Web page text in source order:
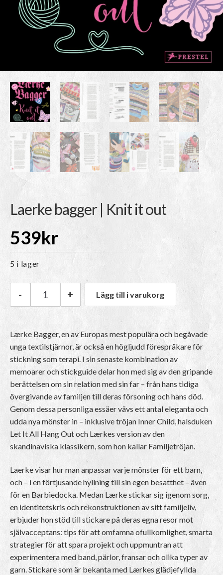
Laerke bagger | Knit it out
539kr
5 i lager
Laerke bagger | Knit it out mängd
- + Lägg till i varukorg
Lærke Bagger, en av Europas mest populära och begåvade
unga textilstjärnor, är också en högljudd förespråkare för
stickning som terapi. I sin senaste kombination av
memoarer och stickguide delar hon med sig av den gripande
berättelsen om sin relation med sin far – från hans tidiga
övergivande av familjen till deras försoning och hans död.
Genom dessa personliga essäer vävs ett antal eleganta och
udda nya mönster in – inklusive tröjan Inner Child, halsduken
Let It All Hang Out och Lærkes version av den
skandinaviska klassikern, som hon kallar Familjetröjan.
Laerke visar hur man anpassar varje mönster för ett barn,
och – i en förtjusande hyllning till sin egen besatthet – även
för en Barbiedocka. Medan Lærke stickar sig igenom sorg,
en identitetskris och rekonstruktionen av sitt familjeliv,
erbjuder hon stöd till stickare på deras egna resor mot
självacceptans: tips för att omfamna ofullkomlighet, smarta
strategier för att spara projekt och uppmuntran att
experimentera med band, pärlor, fransar och olika typer av
garn. Stickare som är bekanta med Lærkes glädjefyllda